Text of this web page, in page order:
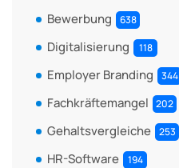
Bewerbung 638
Digitalisierung 118
Employer Branding 344
Fachkräftemangel 202
Gehaltsvergleiche 253
HR-Software 194